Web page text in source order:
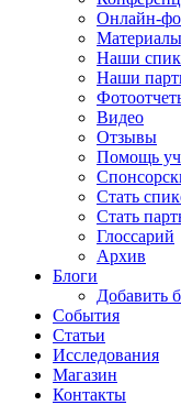
Онлайн-
Наши
Наши
Видео
Отзывы
Помощь
Стать
Стать
Глоссарий
Архив
Блоги
Добавить
События
Статьи
Исследования
Магазин
Контакты